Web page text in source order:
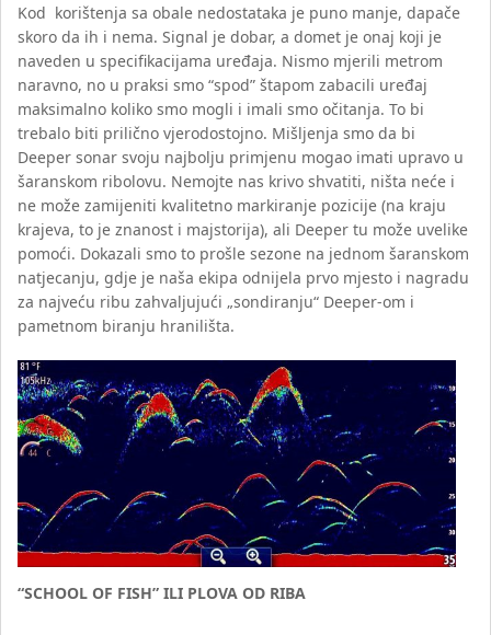
Kod korištenja sa obale nedostataka je puno manje, dapače
skoro da ih i nema. Signal je dobar, a domet je onaj koji je
naveden u specifikacijama uređaja. Nismo mjerili metrom
naravno, no u praksi smo “spod” štapom zabacili uređaj
maksimalno koliko smo mogli i imali smo očitanja. To bi
trebalo biti prilično vjerodostojno. Mišljenja smo da bi
Deeper sonar svoju najbolju primjenu mogao imati upravo u
šaranskom ribolovu. Nemojte nas krivo shvatiti, ništa neće i
ne može zamijeniti kvalitetno markiranje pozicije (na kraju
krajeva, to je znanost i majstorija), ali Deeper tu može uvelike
pomoći. Dokazali smo to prošle sezone na jednom šaranskom
natjecanju, gdje je naša ekipa odnijela prvo mjesto i nagradu
za najveću ribu zahvaljujući „sondiranju“ Deeper-om i
pametnom biranju hranilišta.
“SCHOOL OF FISH” ILI PLOVA OD RIBA